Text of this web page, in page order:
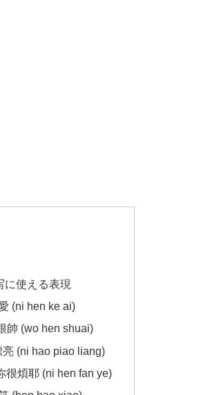
に使える表現
(ni hen ke ai)
帥 (wo hen shuai)
亮 (ni hao piao liang)
很煩耶 (ni hen fan ye)